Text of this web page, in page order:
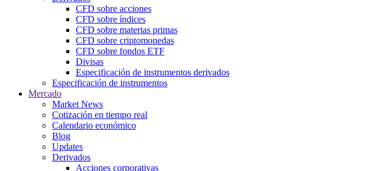
CFD sobre acciones
CFD sobre índices
CFD sobre materias primas
CFD sobre criptomonedas
CFD sobre fondos ETF
Divisas
Especificación de instrumentos derivados
Especificación de instrumentos
Mercado
Market News
Cotización en tiempo real
Calendario económico
Blog
Updates
Derivados
Acciones corporativas